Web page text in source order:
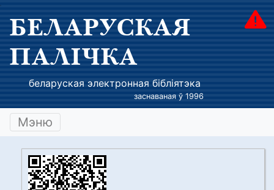
БЕЛАРУСКАЯ
ПАЛІЧКА
беларуская электронная бібліятэка
заснаваная ў 1996
Мэню